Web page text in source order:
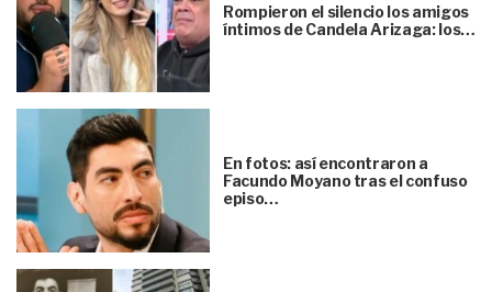
Rompieron el silencio los amigos
íntimos de Candela Arizaga: los…
En fotos: así encontraron a
Facundo Moyano tras el confuso
episo…